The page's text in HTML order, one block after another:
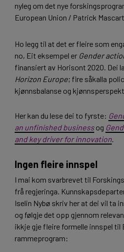
nyleg om det nye
European Union / Patrick
Ho legg til at det er fleire som
no, Eit eksempel er Gender
finansiert av Horisont 2020. Dei
Horizon Europe; fire såkalla
kjønnsbalanse og
Her kan du lese dei to fyrste:
an unfinished businessog
and key driver for innovation
Ingen fleire innspel
I mai kom svarbrevet til
frå regjeringa.
Iselin Nybø skriv her at dei vil ta
og følgje det opp gjennom
ikkje gje fleire formelle innspel til
rammeprogram: